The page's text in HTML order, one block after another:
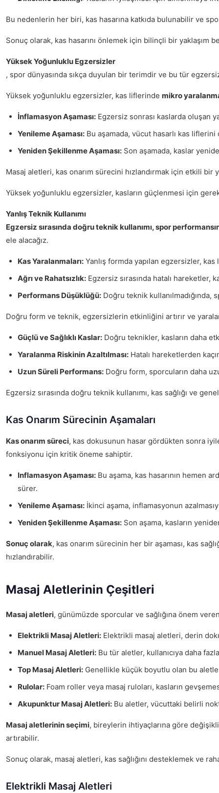
Bu nedenlerin her biri, kas hasarına katkıda bulunabilir ve
Sonuç olarak, kas hasarını önlemek için bilinçli bir yaklaşım
Yüksek Yoğunluklu Egzersizler
, spor dünyasında sıkça duyulan bir terimdir ve bu tür
Yüksek yoğunluklu egzersizler, kas liflerinde mikro
İnflamasyon Aşaması: Egzersiz sonrası kaslarda oluşan
Yenileme Aşaması: Bu aşamada, vücut hasarlı kas
Yeniden Şekillenme Aşaması: Son aşamada, kaslar
Masaj aletleri, kas onarım sürecini hızlandırmak için etkili
Yüksek yoğunluklu egzersizler, kasların güçlenmesi için
Yanlış Teknik Kullanımı
Egzersiz sırasında doğru teknik kullanımı, spor
ele alacağız.
Kas Yaralanmaları: Yanlış formda yapılan egzersizler,
Ağrı ve Rahatsızlık: Egzersiz sırasında hatalı
Performans Düşüklüğü: Doğru teknik
Doğru form ve teknik, egzersizlerin etkinliğini artırır ve
Güçlü ve Sağlıklı Kaslar: Doğru teknikler, kasların daha
Yaralanma Riskinin Azaltılması: Hatalı hareketlerden
Uzun Süreli Performans: Doğru form, sporcuların daha
Egzersiz sırasında doğru teknik kullanımı, kas sağlığı ve
Kas Onarım Sürecinin Aşamaları
Kas onarım süreci, kas dokusunun hasar gördükten sonra
fonksiyonu için kritik öneme sahiptir.
Inflamasyon Aşaması: Bu aşama, kas hasarının hemen
sürer.
Yenileme Aşaması: İkinci aşama, inflamasyonun
Yeniden Şekillenme Aşaması: Son aşama, kasların
Sonuç olarak, kas onarım sürecinin her bir aşaması, kas
hızlandırabilir.
Masaj Aletlerinin Çeşitleri
Masaj aletleri, günümüzde sporcular ve sağlığına önem
Elektrikli Masaj Aletleri: Elektrikli masaj aletleri, derin
Manuel Masaj Aletleri: Bu tür aletler, kullanıcıya daha
Top Masaj Aletleri: Genellikle küçük boyutlu olan bu
Rulolar: Foam roller veya masaj ruloları, kasların
Akupunktur Masaj Aletleri: Bu aletler, vücuttaki belirli
Masaj aletlerinin seçimi, bireylerin ihtiyaçlarına göre
artırabilir.
Sonuç olarak, masaj aletleri, kas sağlığını desteklemek ve
Elektrikli Masaj Aletleri